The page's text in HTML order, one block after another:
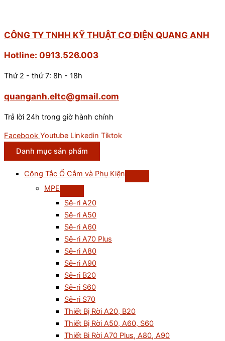
CÔNG TY TNHH KỸ THUẬT CƠ ĐIỆN QUANG ANH
Hotline: 0913.526.003
Thứ 2 - thứ 7: 8h - 18h
quanganh.eltc@gmail.com
Trả lời 24h trong giờ hành chính
Facebook Youtube Linkedin Tiktok
Danh mục sản phẩm
Công Tắc Ổ Cắm và Phụ Kiện
MPE
Sê-ri A20
Sê-ri A50
Sê-ri A60
Sê-ri A70 Plus
Sê-ri A80
Sê-ri A90
Sê-ri B20
Sê-ri S60
Sê-ri S70
Thiết Bị Rời A20, B20
Thiết Bị Rời A50, A60, S60
Thiết Bì Rời A70 Plus, A80, A90